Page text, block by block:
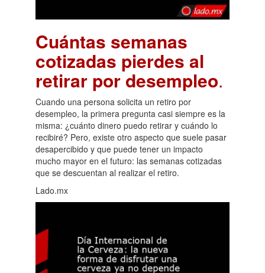
Cuántas semanas
cotizadas pierdes al
retirar por desempleo.
Cuando una persona solicita un retiro por
desempleo, la primera pregunta casi siempre es la
misma: ¿cuánto dinero puedo retirar y cuándo lo
recibiré? Pero, existe otro aspecto que suele pasar
desapercibido y que puede tener un impacto
mucho mayor en el futuro: las semanas cotizadas
que se descuentan al realizar el retiro.
Lado.mx